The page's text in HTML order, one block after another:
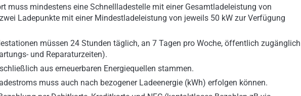
muss mindestens eine Schnellladestelle mit einer Gesamtladeleistung von
Ladepunkte mit einer Mindestladeleistung von jeweils 50 kW zur Verfügung
müssen 24 Stunden täglich, an 7 Tagen pro Woche, öffentlich zugänglich
und Reparaturzeiten).
aus erneuerbaren Energiequellen stammen.
muss auch nach bezogener Ladeenergie (kWh) erfolgen können.